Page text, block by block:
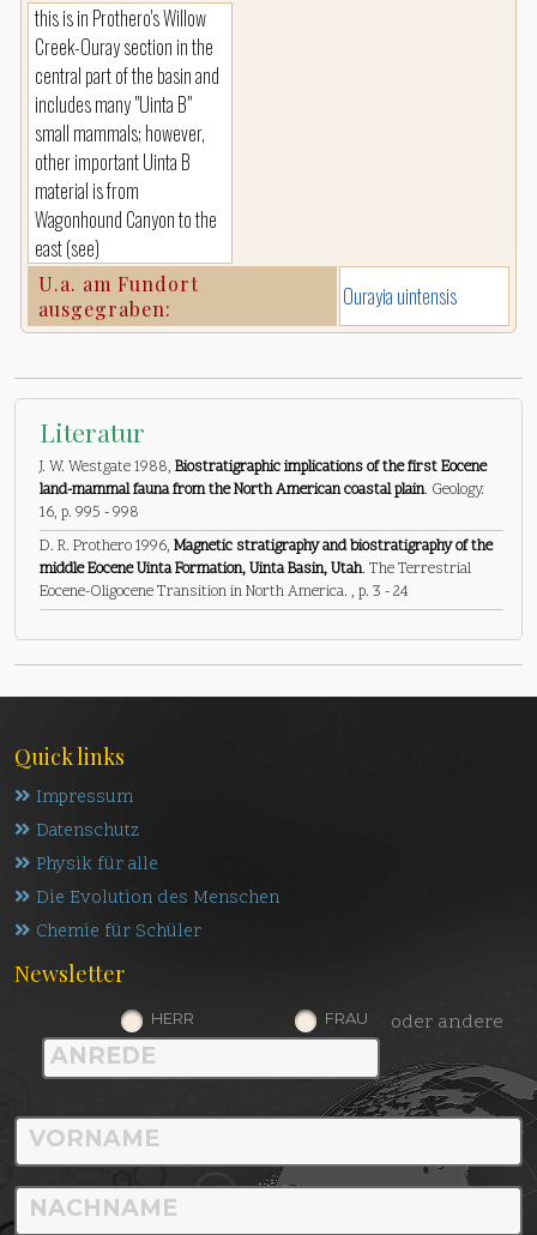
this is in Prothero's Willow
Creek-Ouray section in the
central part of the basin and
includes many "Uinta B"
small mammals; however,
other important Uinta B
material is from
Wagonhound Canyon to the
east (see)
U.a. am Fundort
ausgegraben:
Ourayia uintensis
Literatur
J. W. Westgate 1988, Biostratigraphic implications of the first Eocene
land-mammal fauna from the North American coastal plain. Geology.
16, p. 995 - 998
D. R. Prothero 1996, Magnetic stratigraphy and biostratigraphy of the
middle Eocene Uinta Formation, Uinta Basin, Utah. The Terrestrial
Eocene-Oligocene Transition in North America. , p. 3 - 24
Quick links
Impressum
Datenschutz
Physik für alle
Die Evolution des Menschen
Chemie für Schüler
Newsletter
HERR FRAU oder andere